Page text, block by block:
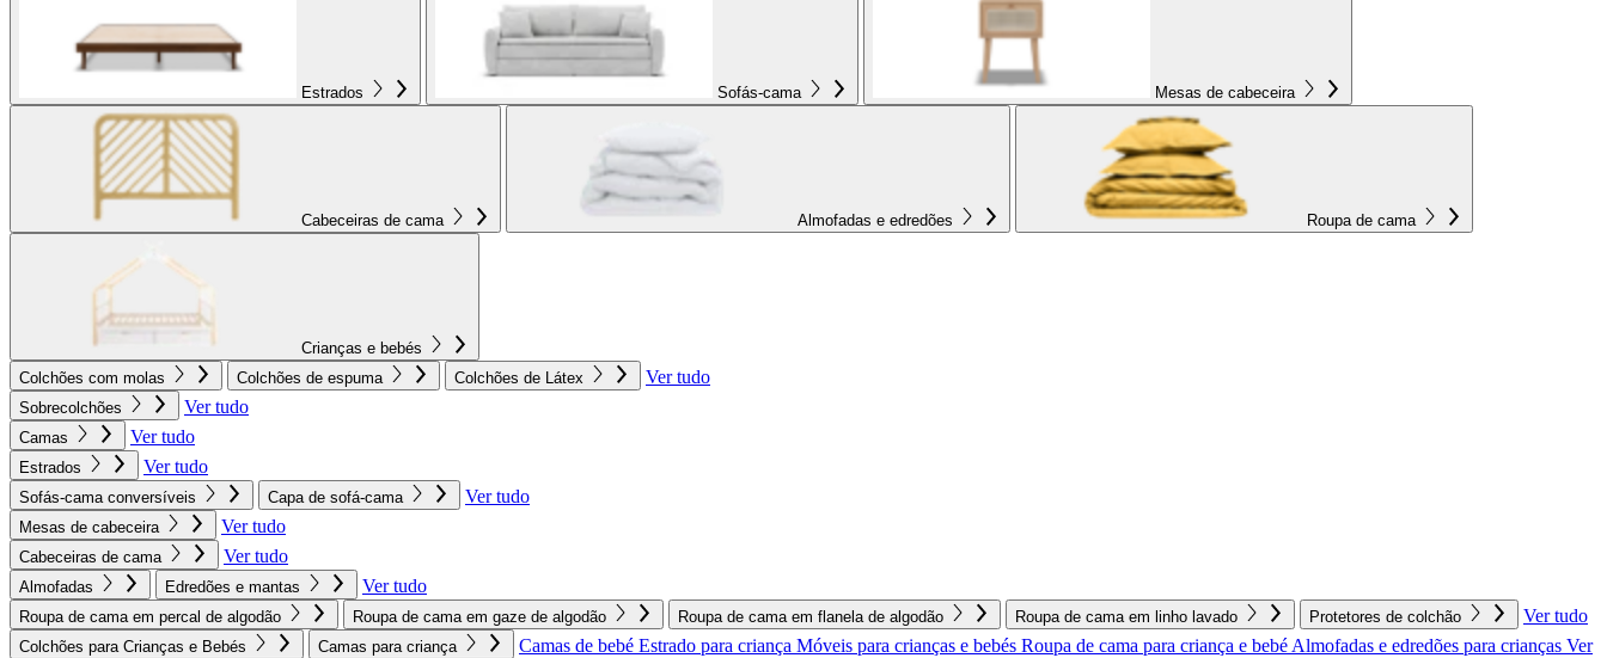
Estrados Sofás-cama Mesas de cabeceira
Cabeceiras de cama Almofadas e edredões Roupa de cama
Crianças e bebés
Colchões com molas
Colchões de espuma Colchões de Látex Ver tudo
Sobrecolchões Ver tudo
Camas Ver tudo
Estrados Ver tudo
Sofás-cama conversíveis Capa de sofá-cama Ver tudo
Mesas de cabeceira Ver tudo
Cabeceiras de cama Ver tudo
Almofadas Edredões e mantas Ver tudo
Roupa de cama em percal de algodão Roupa de cama em gaze de algodão Roupa de cama em flanela de algodão Roupa de cama em linho lavado Protetores de colchão Ver tudo
Colchões para Crianças e Bebés Camas para criança Camas de bebé Estrado para criança Móveis para crianças e bebés Roupa de cama para criança e bebé Almofadas e edredões para crianças Ver